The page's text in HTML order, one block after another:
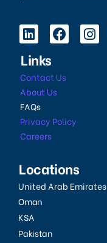
Links
Contact Us
About Us
FAQs
Privacy Policy
Careers
Locations
United Arab Emirates
Oman
KSA
Pakistan